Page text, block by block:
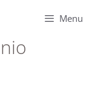
Menu